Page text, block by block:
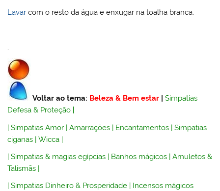
Lavar com o resto da água e enxugar na toalha branca.
.
Voltar ao tema: Beleza & Bem estar |Simpatias
Defesa & Proteção
|Simpatias Amor |Amarrações | Encantamentos |Simpatias
ciganas |Wicca |
|Simpatias & magias egípcias | Banhos mágicos |Amuletos &
Talismãs |
|Simpatias Dinheiro & Prosperidade
Incensos mágicos